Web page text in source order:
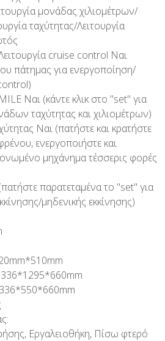
μονάδας χιλιομέτρων/
ταχύτητας/Λειτουργία
cruise control Ναι
πάτημας για ενεργοποίηση/
Ναι (κάντε κλικ στο "set" για
ταχύτητας και χιλιομέτρων)
Ναι (πατήστε και κρατήστε
ενεργοποιήστε και
μηχάνημα τέσσερις φορές
παρατεταμένα το "set" για
μηδενικής εκκίνησης)
Εργαλειοθήκη, Πίσω φτερό